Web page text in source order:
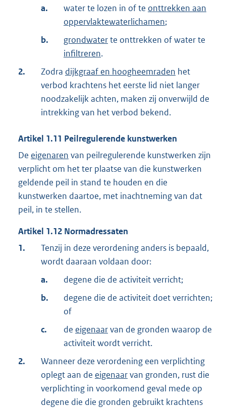
a. water te lozen in of te onttrekken aan
oppervlaktewaterlichamen;
b.
grondwaterte onttrekken of water te
infiltreren.
2.
Zodra dijkgraaf en hoogheemraden het
verbod krachtens het eerste lid niet langer
noodzakelijk achten, maken zij onverwijld de
intrekking van het verbod bekend.
Artikel 1.11 Peilregulerende kunstwerken
De eigenaren van peilregulerende kunstwerken zijn
verplicht om het ter plaatse van die kunstwerken
geldende peil in stand te houden en die
kunstwerken daartoe, met inachtneming van dat
peil, in te stellen.
Artikel 1.12 Normadressaten
1.
Tenzij in deze verordening anders is bepaald,
wordt daaraan voldaan door:
a.
degene die de activiteit verricht;
b.
degene die de activiteit doet verrichten;
of
c.
de eigenaarvan de gronden waarop de
activiteit wordt verricht.
2.
Wanneer deze verordening een verplichting
oplegt aan de eigenaarvan gronden, rust die
verplichting in voorkomend geval mede op
degene die die gronden gebruikt krachtens